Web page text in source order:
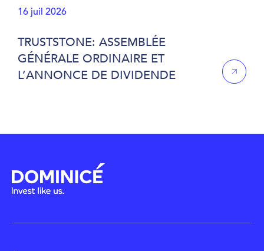
16 juil 2026
TRUSTSTONE: ASSEMBLÉE
GÉNÉRALE ORDINAIRE ET
L’ANNONCE DE DIVIDENDE